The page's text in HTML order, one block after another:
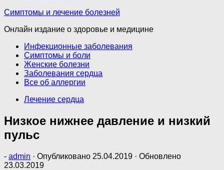
Симптомы и лечение болезней
Онлайн издание о здоровье и медицине
Инфекционные заболевания
Симптомы и боли
Женские болезни
Заболевания сердца
Все об аллергии
Лечение сердца
Низкое нижнее давление и низкий
пульс
- admin · Опубликовано 25.04.2019 · Обновлено
23.03.2019